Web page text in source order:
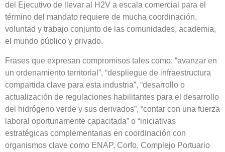
del Ejecutivo de llevar al H2V a escala comercial para el
término del mandato requiere de mucha coordinación,
voluntad y trabajo conjunto de las comunidades, academia,
el mundo público y privado.
Frases que expresan compromisos tales como: “avanzar en
un ordenamiento territorial”, “despliegue de infraestructura
compartida clave para esta industria”, “desarrollo o
actualización de regulaciones habilitantes para el desarrollo
del hidrógeno verde y sus derivados”, “contar con una fuerza
laboral oportunamente capacitada” o “iniciativas
estratégicas complementarias en coordinación con
organismos clave como ENAP, Corfo, Complejo Portuario